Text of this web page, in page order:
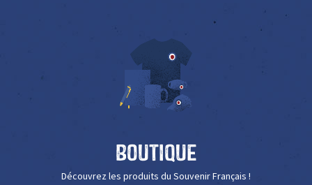
Boutique
Découvrez les produits du Souvenir Français !